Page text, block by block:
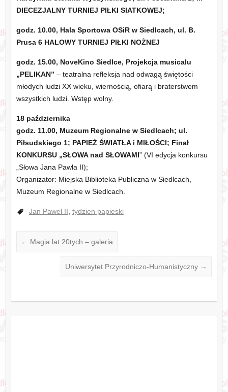
DIECEZJALNY TURNIEJ PIŁKI SIATKOWEJ;
godz. 10.00, Hala Sportowa OSiR w Siedlcach, ul. B.
Prusa 6 HALOWY TURNIEJ PIŁKI NOŻNEJ
godz. 15.00, NoveKino Siedlce, Projekcja musicalu
„PELIKAN” – teatralna refleksja nad odwagą świętości
młodych ludzi XX wieku, wiernością, ofiarą i braterstwem
wszystkich ludzi. Wstęp wolny.
18 października
godz. 11.00, Muzeum Regionalne w Siedlcach; ul.
Piłsudskiego 1; PAPIEŻ ŚWIATŁA i MIŁOŚCI; Finał
KONKURSU „SŁOWA nad SŁOWAMI” (VI edycja konkursu
„Słowa Jana Pawła II);
Organizator: Miejska Biblioteka Publiczna w Siedlcach,
Muzeum Regionalne w Siedlcach.
Jan Paweł II, tydzien papieski
← Magia lat 20tych – galeria
Uniwersytet Przyrodniczo-Humanistyczny →